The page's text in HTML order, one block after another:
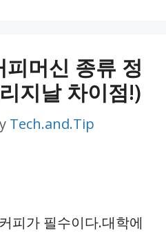
머신 종류 정
지날 차이점!)
Tech.and.Tip
피가 필수이다.대학에